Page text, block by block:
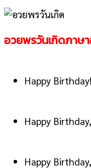
อวยพรวันเกิดภาษ
Happy Birthday!
Happy
Happy